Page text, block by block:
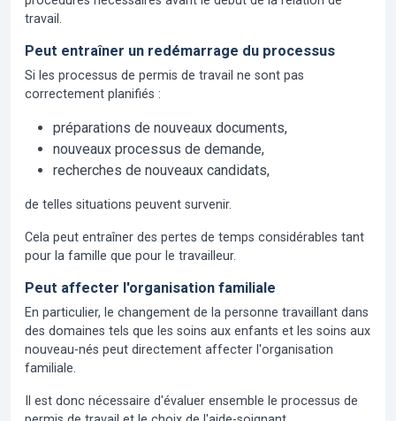
travail.
Peut entraîner un redémarrage du processus
Si les processus de permis de travail ne sont pas
correctement planifiés :
préparations de nouveaux documents,
nouveaux processus de demande,
recherches de nouveaux candidats,
de telles situations peuvent survenir.
Cela peut entraîner des pertes de temps considérables tant
pour la famille que pour le travailleur.
Peut affecter l'organisation familiale
En particulier, le changement de la personne travaillant dans
des domaines tels que les soins aux enfants et les soins aux
nouveau-nés peut directement affecter l'organisation
familiale.
Il est donc nécessaire d'évaluer ensemble le processus de